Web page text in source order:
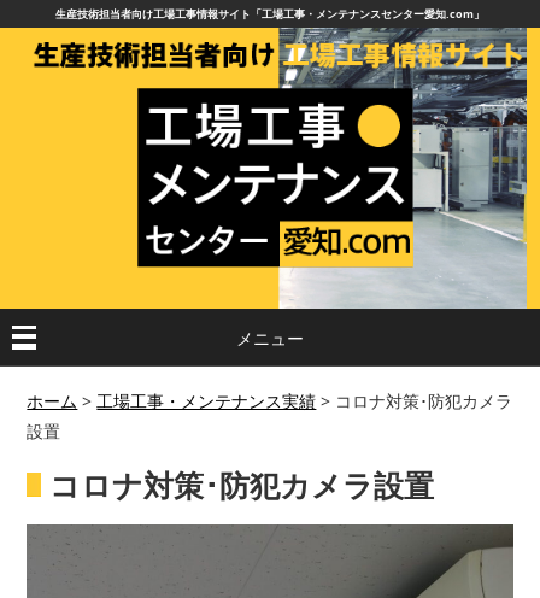
生産技術担当者向け工場工事情報サイト「工場工事・メンテナンスセンター愛知.com」
メニュー
ホーム >工場工事・メンテナンス実績 > コロナ対策･防犯カメラ
設置
コロナ対策･防犯カメラ設置